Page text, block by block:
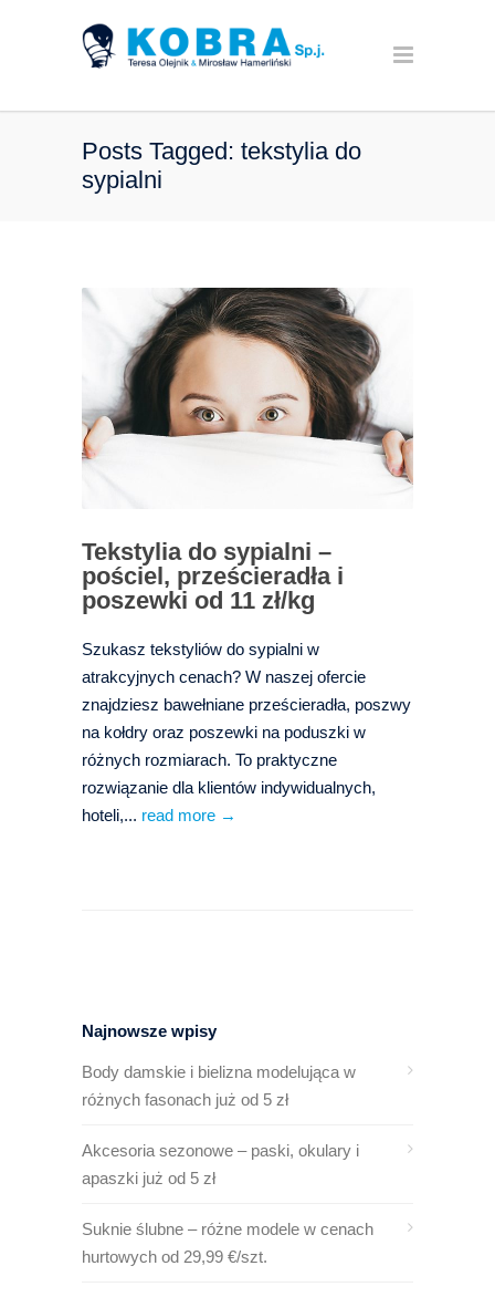
Posts Tagged: tekstylia do
sypialni
Tekstylia do sypialni –
pościel, prześcieradła i
poszewki od 11 zł/kg
Szukasz tekstyliów do sypialni w
atrakcyjnych cenach? W naszej ofercie
znajdziesz bawełniane prześcieradła, poszwy
na kołdry oraz poszewki na poduszki w
różnych rozmiarach. To praktyczne
rozwiązanie dla klientów indywidualnych,
hoteli,... read more →
Najnowsze wpisy
Body damskie i bielizna modelująca w
różnych fasonach już od 5 zł
Akcesoria sezonowe – paski, okulary i
apaszki już od 5 zł
Suknie ślubne – różne modele w cenach
hurtowych od 29,99 €/szt.